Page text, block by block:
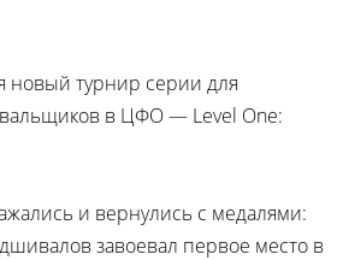
новый турнир серии для
в ЦФО — Level One:
и вернулись с медалями:
завоевал первое место в